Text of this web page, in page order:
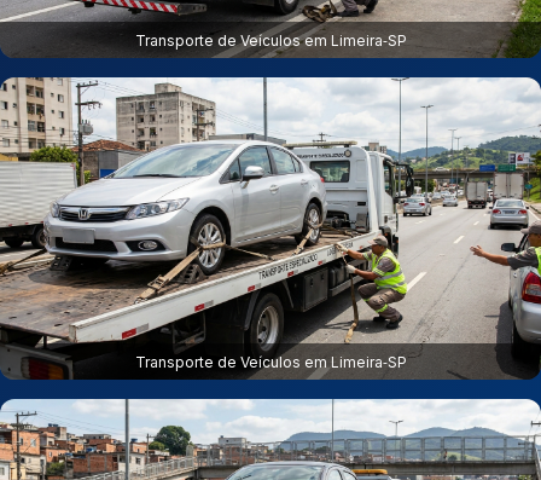
Transporte de Veículos em Limeira‑SP
Transporte de Veículos em Limeira‑SP